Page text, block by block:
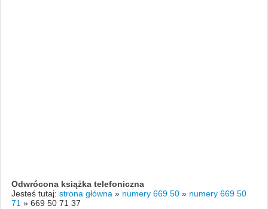
Odwrócona książka telefoniczna
Jesteś tutaj: strona główna » numery 669 50 » numery 669 50
71 » 669 50 71 37